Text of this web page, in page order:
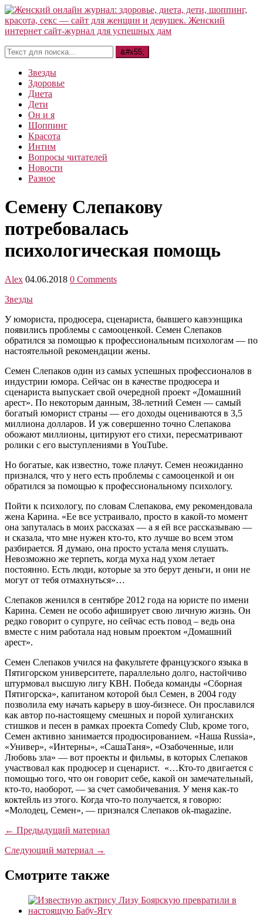
Звезды
Здоровье
Диета
Дети
Он и я
Шоппинг
Красота
Интим
Вопросы читателей
Новости
Разное
Семену Слепакову
потребовалась
психологическая помощь
Alex 04.06.2018 0 Comments
Звезды
У юмориста, продюсера, сценариста, бывшего кавээнщика
появились проблемы с самооценкой. Семен Слепаков
обратился за помощью к профессиональным психологам — по
настоятельной рекомендации жены.
Семен Слепаков один из самых успешных профессионалов в
индустрии юмора. Сейчас он в качестве продюсера и
сценариста выпускает свой очередной проект «Домашний
арест». По некоторым данным, 38-летний Семен — самый
богатый юморист страны — его доходы оцениваются в 3,5
миллиона долларов. И уж совершенно точно Слепакова
обожают миллионы, цитируют его стихи, пересматривают
ролики с его выступлениями в YouTube.
Но богатые, как известно, тоже плачут. Семен неожиданно
признался, что у него есть проблемы с самооценкой и он
обратился за помощью к профессиональному психологу.
Пойти к психологу, по словам Слепакова, ему рекомендовала
жена Карина. «Ее все устраивало, просто в какой-то момент
она запуталась в моих рассказах — а я ей все рассказываю —
и сказала, что мне нужен кто-то, кто лучше во всем этом
разбирается. Я думаю, она просто устала меня слушать.
Невозможно же терпеть, когда муха над ухом летает
постоянно. Есть люди, которые за это берут деньги, и они не
могут от тебя отмахнуться»…
Слепаков женился в сентябре 2012 года на юристе по имени
Карина. Семен не особо афиширует свою личную жизнь. Он
редко говорит о супруге, но сейчас есть повод – ведь она
вместе с ним работала над новым проектом «Домашний
арест».
Семен Слепаков учился на факультете французского языка в
Пятигорском университете, параллельно долго, настойчиво
штурмовал высшую лигу КВН. Победа команды «Сборная
Пятигорска», капитаном которой был Семен, в 2004 году
позволила ему начать карьеру в шоу-бизнесе. Он прославился
как автор по-настоящему смешных и порой хулиганских
стишков и песен в рамках проекта Comedy Club, кроме того,
Семен активно занимается продюсированием. «Наша Russia»,
«Универ», «Интерны», «СашаТаня», «Озабоченные, или
Любовь зла» — вот проекты и фильмы, в которых Слепаков
участвовал как продюсер и сценарист. «…Кто-то двигается с
помощью того, что он говорит себе, какой он замечательный,
кто-то, наоборот, — за счет самобичевания. У меня как-то
коктейль из этого. Когда что-то получается, я говорю:
«Молодец, Семен», — признался Слепаков ok-magazine.
← Предыдущий материал
Следующий материал →
Смотрите также